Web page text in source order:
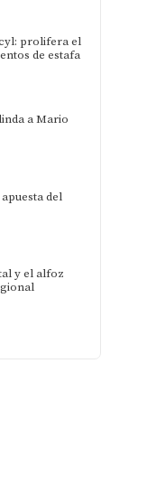
prolifera el
de estafa
a Mario
del
y el alfoz